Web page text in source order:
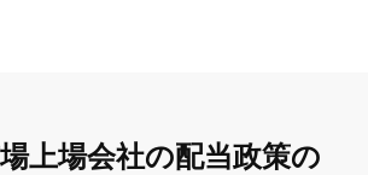
上場会社の配当政策の